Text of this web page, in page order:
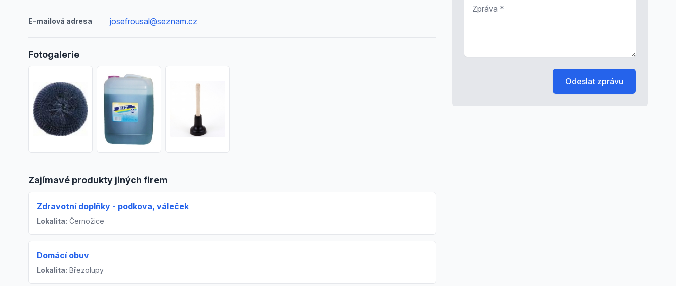
E-mailová adresa josefrousal@seznam.cz
Fotogalerie
Zajímavé produkty jiných firem
Zdravotní doplňky - podkova, váleček
Lokalita: Černožice
Domácí obuv
Lokalita: Březolupy
Odeslat zprávu